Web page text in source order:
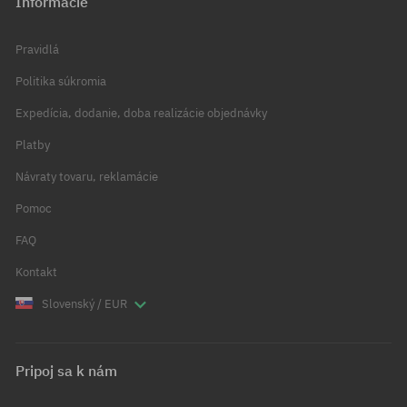
Pravidlá
Politika súkromia
Expedícia, dodanie, doba realizácie objednávky
Platby
Návraty tovaru, reklamácie
Pomoc
FAQ
Kontakt
Slovenský / EUR
Pripoj sa k nám